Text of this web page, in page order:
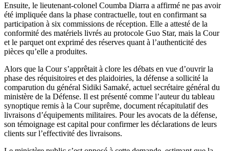
Ensuite, le lieutenant-colonel Coumba Diarra a affirmé ne pas avoir
été impliquée dans la phase contractuelle, tout en confirmant sa
participation à six commissions de réception. Elle a attesté de la
conformité des matériels livrés au protocole Guo Star, mais la Cour
et le parquet ont exprimé des réserves quant à l’authenticité des
pièces qu’elle a produites.
Alors que la Cour s’apprêtait à clore les débats en vue d’ouvrir la
phase des réquisitoires et des plaidoiries, la défense a sollicité la
comparution du général Sidiki Samaké, actuel secrétaire général du
ministère de la Défense. Il est présenté comme l’auteur du tableau
synoptique remis à la Cour suprême, document récapitulatif des
livraisons d’équipements militaires. Pour les avocats de la défense,
son témoignage est capital pour confirmer les déclarations de leurs
clients sur l’effectivité des livraisons.